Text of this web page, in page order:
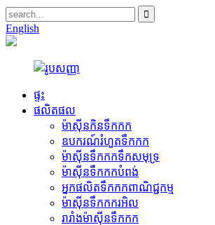
English
ផ្ទះ
ផលិតផល
ម៉ាស៊ីនកិនទឹកកក
ឧបករណ៍រំហួតទឹកកក
ម៉ាស៊ីនទឹកកកទឹកសមុទ្រ
ម៉ាស៊ីនទឹកកកបំពង់
អ្នកផលិតទឹកកកពាណិជ្ជកម្ម
ម៉ាស៊ីនទឹកកករអិល
រារាំងម៉ាស៊ីនទឹកកក